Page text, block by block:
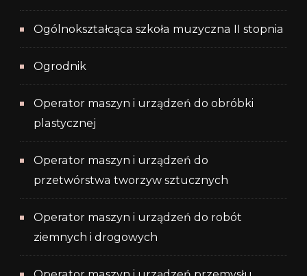
Ogólnokształcąca szkoła muzyczna II stopnia
Ogrodnik
Operator maszyn i urządzeń do obróbki
plastycznej
Operator maszyn i urządzeń do
przetwórstwa tworzyw sztucznych
Operator maszyn i urządzeń do robót
ziemnych i drogowych